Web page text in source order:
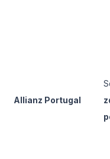
Allianz Portugal